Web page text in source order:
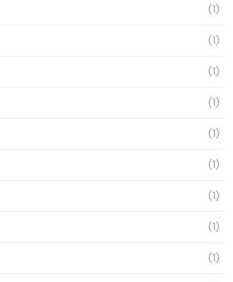
(1)
(1)
(1)
(1)
(1)
(1)
(1)
(1)
(1)